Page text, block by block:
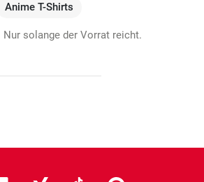
Anime T-Shirts
Nur solange der Vorrat reicht.